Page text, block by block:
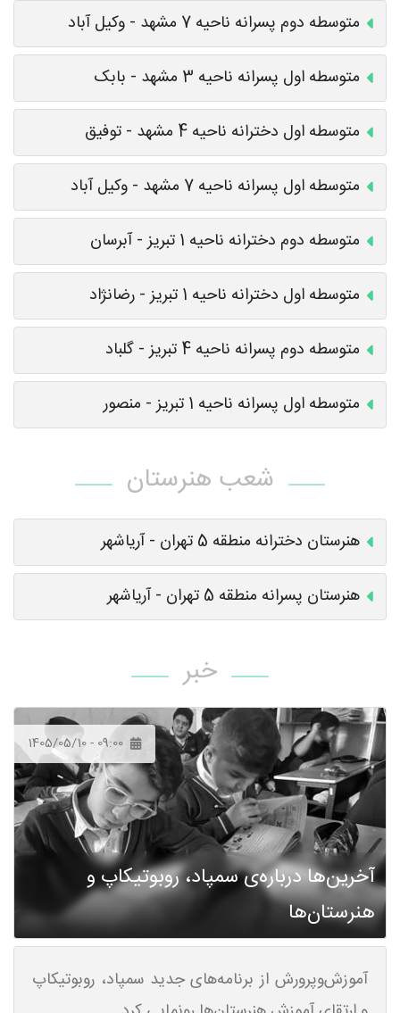
متوسطه دوم پسرانه ناحیه 7 مشهد - وکیل آباد
متوسطه اول پسرانه ناحیه 3 مشهد - بابک
متوسطه اول دخترانه ناحیه 4 مشهد - توفیق
متوسطه اول پسرانه ناحیه 7 مشهد - وکیل آباد
متوسطه دوم دخترانه ناحیه 1 تبریز - آبرسان
متوسطه اول دخترانه ناحیه 1 تبریز - رضانژاد
متوسطه دوم پسرانه ناحیه 4 تبریز - گلباد
متوسطه اول پسرانه ناحیه 1 تبریز - منصور
شعب هنرستان
هنرستان دخترانه منطقه 5 تهران - آریاشهر
هنرستان پسرانه منطقه 5 تهران - آریاشهر
خبر
آخرین‌ها درباره‌ی سمپاد، روبوتیکاپ و
هنرستان‌ها
1405/05/10 - 09:00
آموزش‌وپرورش از برنامه‌های جدید سمپاد، روبوتیکاپ